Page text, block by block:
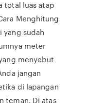
total luas atap
Menghitung
yang sudah
meter
menyebut
jangan
di lapangan
teman. Di atas